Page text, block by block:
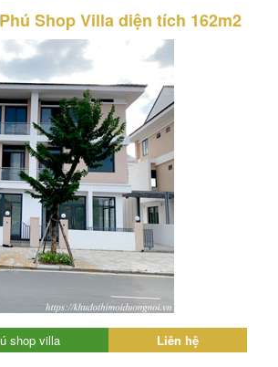
Shop Villa diện tích 162m2
shop villa
Liên hệ